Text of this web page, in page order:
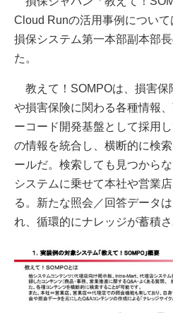
Cloud Runの活用事例につい
損保システム第一本部副本部
た。
教えて！SOMPOは、損害保
や損害保険に関わる各種情報
ーコード開発基盤として採用
の情報を統合し、横断的に検
ールだ。検索しても見つから
システムに乗せて本社や営業
る。新たな照会／回答データ
れ、循環的にナレッジが蓄積